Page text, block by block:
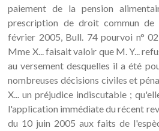
paiement de la pension
prescription de droit commun
février 2005, Bull. 74 pourvoi n°
Mme X... faisait valoir que M. Y...
au versement desquelles il a été
nombreuses décisions civiles et
X... un préjudice indiscutable ;
l'application immédiate du récent
du 10 juin 2005 aux faits de